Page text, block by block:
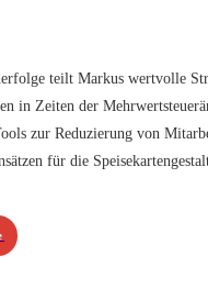
teilt Markus wertvolle
in Zeiten der
zur Reduzierung von
für die